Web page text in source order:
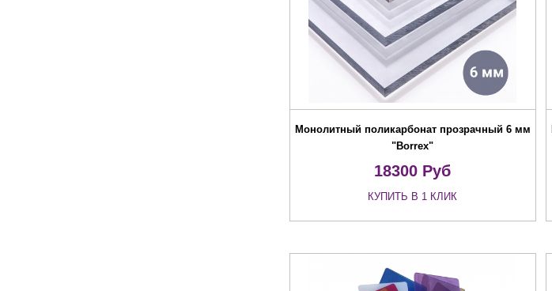
Монолитный поликарбонат прозрачный 6 мм
"Borrex"
18300 Руб
КУПИТЬ В 1 КЛИК